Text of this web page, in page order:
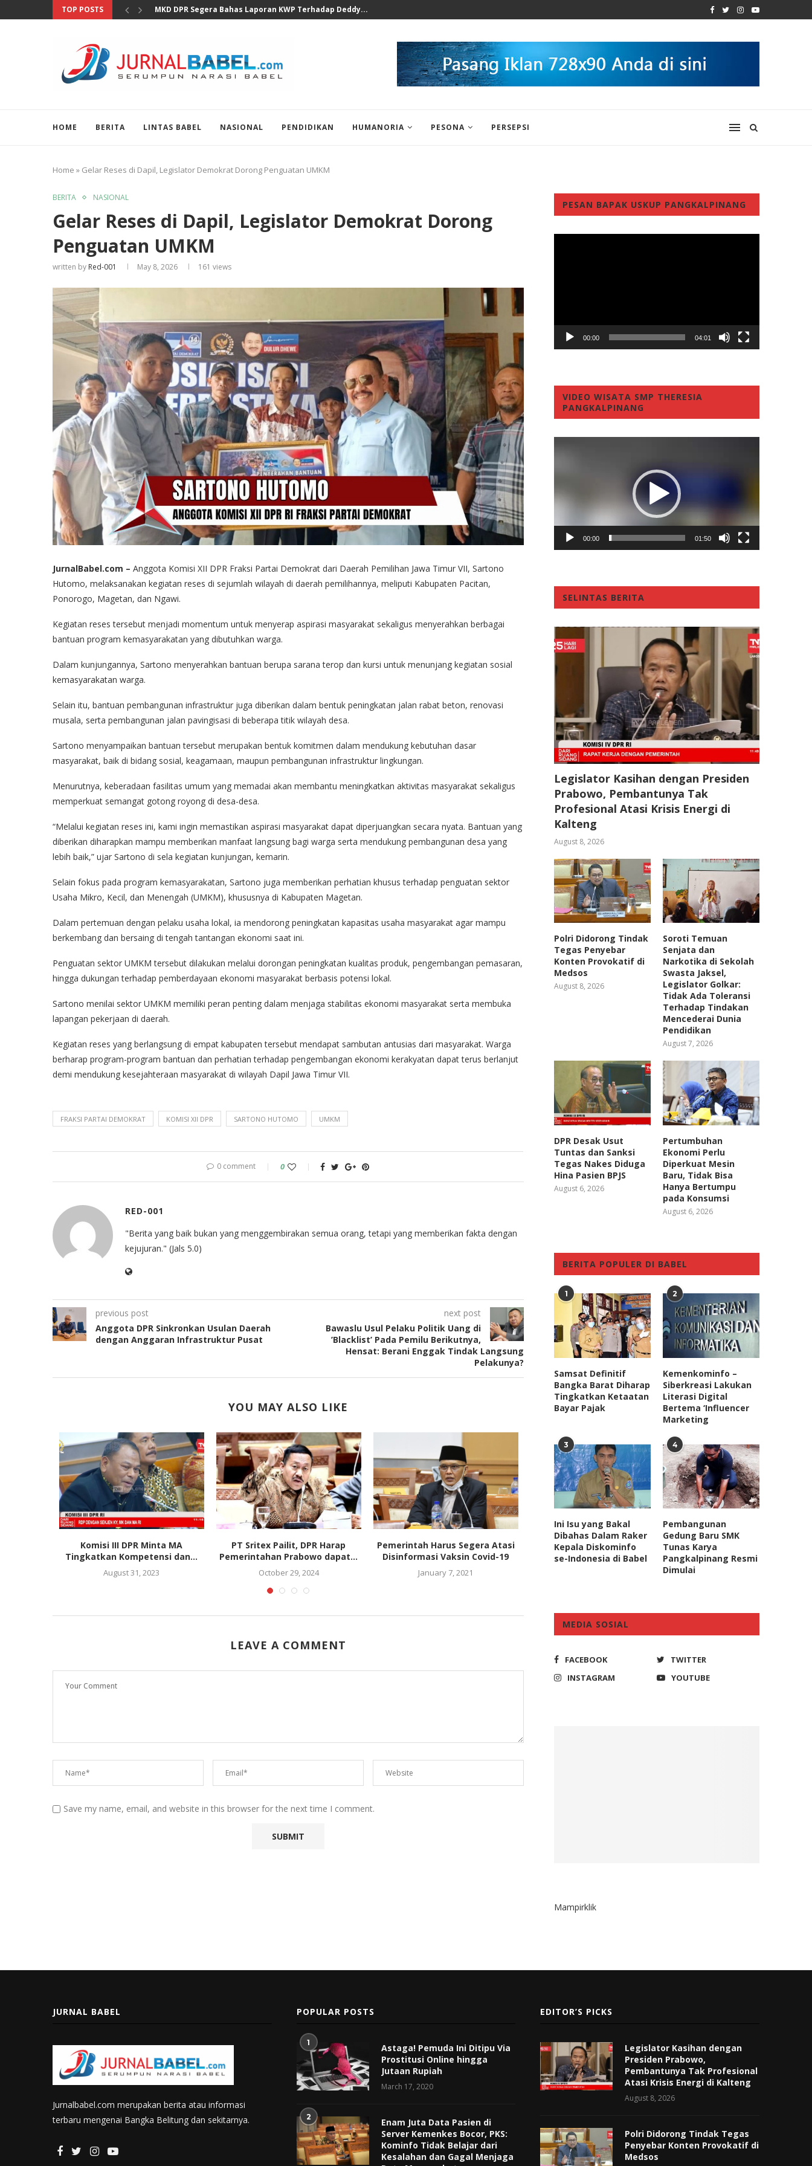
TOP POSTS MKD DPR Segera Bahas Laporan KWP Terhadap Deddy...
HOME BERITA LINTAS BABEL NASIONAL PENDIDIKAN HUMANORIA PESONA PERSEPSI
Home » Gelar Reses di Dapil, Legislator Demokrat Dorong Penguatan UMKM
BERITA NASIONAL
Gelar Reses di Dapil, Legislator Demokrat Dorong
Penguatan UMKM
written by Red-001 May 8, 2026 161 views
JurnalBabel.com – Anggota Komisi XII DPR Fraksi Partai Demokrat dari Daerah Pemilihan Jawa Timur VII, Sartono
Hutomo, melaksanakan kegiatan reses di sejumlah wilayah di daerah pemilihannya, meliputi Kabupaten Pacitan,
Ponorogo, Magetan, dan Ngawi.
Kegiatan reses tersebut menjadi momentum untuk menyerap aspirasi masyarakat sekaligus menyerahkan berbagai
bantuan program kemasyarakatan yang dibutuhkan warga.
Dalam kunjungannya, Sartono menyerahkan bantuan berupa sarana terop dan kursi untuk menunjang kegiatan sosial
kemasyarakatan warga.
Selain itu, bantuan pembangunan infrastruktur juga diberikan dalam bentuk peningkatan jalan rabat beton, renovasi
musala, serta pembangunan jalan pavingisasi di beberapa titik wilayah desa.
Sartono menyampaikan bantuan tersebut merupakan bentuk komitmen dalam mendukung kebutuhan dasar
masyarakat, baik di bidang sosial, keagamaan, maupun pembangunan infrastruktur lingkungan.
Menurutnya, keberadaan fasilitas umum yang memadai akan membantu meningkatkan aktivitas masyarakat sekaligus
memperkuat semangat gotong royong di desa-desa.
“Melalui kegiatan reses ini, kami ingin memastikan aspirasi masyarakat dapat diperjuangkan secara nyata. Bantuan yang
diberikan diharapkan mampu memberikan manfaat langsung bagi warga serta mendukung pembangunan desa yang
lebih baik,” ujar Sartono di sela kegiatan kunjungan, kemarin.
Selain fokus pada program kemasyarakatan, Sartono juga memberikan perhatian khusus terhadap penguatan sektor
Usaha Mikro, Kecil, dan Menengah (UMKM), khususnya di Kabupaten Magetan.
Dalam pertemuan dengan pelaku usaha lokal, ia mendorong peningkatan kapasitas usaha masyarakat agar mampu
berkembang dan bersaing di tengah tantangan ekonomi saat ini.
Penguatan sektor UMKM tersebut dilakukan melalui dorongan peningkatan kualitas produk, pengembangan pemasaran,
hingga dukungan terhadap pemberdayaan ekonomi masyarakat berbasis potensi lokal.
Sartono menilai sektor UMKM memiliki peran penting dalam menjaga stabilitas ekonomi masyarakat serta membuka
lapangan pekerjaan di daerah.
Kegiatan reses yang berlangsung di empat kabupaten tersebut mendapat sambutan antusias dari masyarakat. Warga
berharap program-program bantuan dan perhatian terhadap pengembangan ekonomi kerakyatan dapat terus berlanjut
demi mendukung kesejahteraan masyarakat di wilayah Dapil Jawa Timur VII.
FRAKSI PARTAI DEMOKRAT KOMISI XII DPR SARTONO HUTOMO UMKM
0 comment 0
RED-001
"Berita yang baik bukan yang menggembirakan semua orang, tetapi yang memberikan fakta dengan
kejujuran." (Jals 5.0)
previous post
Anggota DPR Sinkronkan Usulan Daerah
dengan Anggaran Infrastruktur Pusat
next post
Bawaslu Usul Pelaku Politik Uang di
’Blacklist’ Pada Pemilu Berikutnya,
Hensat: Berani Enggak Tindak Langsung
Pelakunya?
YOU MAY ALSO LIKE
Komisi III DPR Minta MA
Tingkatkan Kompetensi dan...
August 31, 2023
PT Sritex Pailit, DPR Harap
Pemerintahan Prabowo dapat...
October 29, 2024
Pemerintah Harus Segera Atasi
Disinformasi Vaksin Covid-19
January 7, 2021
Anggota Komisi IX DPR: PPKM
Mikro Butuh Kedisiplinan...
Anggota Komisi III DPR
Perusahaan Tambang
LEAVE A COMMENT
Save my name, email, and website in this browser for the next time I comment.
PESAN BAPAK USKUP PANGKALPINANG
00:00 04:01
VIDEO WISATA SMP THERESIA
PANGKALPINANG
00:00 01:50
SELINTAS BERITA
Legislator Kasihan dengan Presiden
Prabowo, Pembantunya Tak
Profesional Atasi Krisis Energi di
Kalteng
August 8, 2026
Polri Didorong Tindak
Tegas Penyebar
Konten Provokatif di
Medsos
August 8, 2026
Soroti Temuan
Senjata dan
Narkotika di Sekolah
Swasta Jaksel,
Legislator Golkar:
Tidak Ada Toleransi
Terhadap Tindakan
Mencederai Dunia
Pendidikan
August 7, 2026
DPR Desak Usut
Tuntas dan Sanksi
Tegas Nakes Diduga
Hina Pasien BPJS
August 6, 2026
Pertumbuhan
Ekonomi Perlu
Diperkuat Mesin
Baru, Tidak Bisa
Hanya Bertumpu
pada Konsumsi
August 6, 2026
BERITA POPULER DI BABEL
1
Samsat Definitif
Bangka Barat Diharap
Tingkatkan Ketaatan
Bayar Pajak
2
Kemenkominfo –
Siberkreasi Lakukan
Literasi Digital
Bertema ‘Influencer
Marketing
3
Ini Isu yang Bakal
Dibahas Dalam Raker
Kepala Diskominfo
se-Indonesia di Babel
4
Pembangunan
Gedung Baru SMK
Tunas Karya
Pangkalpinang Resmi
Dimulai
MEDIA SOSIAL
FACEBOOK
TWITTER
INSTAGRAM
YOUTUBE
Mampirklik
JURNAL BABEL
Jurnalbabel.com merupakan berita atau informasi
terbaru mengenai Bangka Belitung dan sekitarnya.
POPULAR POSTS
1
Astaga! Pemuda Ini Ditipu Via
Prostitusi Online hingga
Jutaan Rupiah
March 17, 2020
2
Enam Juta Data Pasien di
Server Kemenkes Bocor, PKS:
Kominfo Tidak Belajar dari
Kesalahan dan Gagal Menjaga
EDITOR’S PICKS
Legislator Kasihan dengan
Presiden Prabowo,
Pembantunya Tak Profesional
Atasi Krisis Energi di Kalteng
August 8, 2026
Polri Didorong Tindak Tegas
Penyebar Konten Provokatif di
Medsos